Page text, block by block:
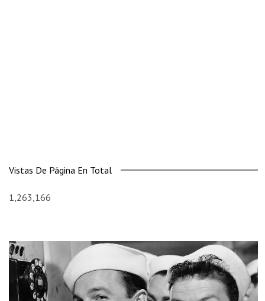
Vistas De Página En Total
1,263,166